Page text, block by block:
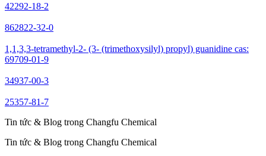
42292-18-2
862822-32-0
1,1,3,3-tetramethyl-2- (3- (trimethoxysilyl) propyl) guanidine cas:
69709-01-9
34937-00-3
25357-81-7
Tin tức & Blog trong Changfu Chemical
Tin tức & Blog trong Changfu Chemical